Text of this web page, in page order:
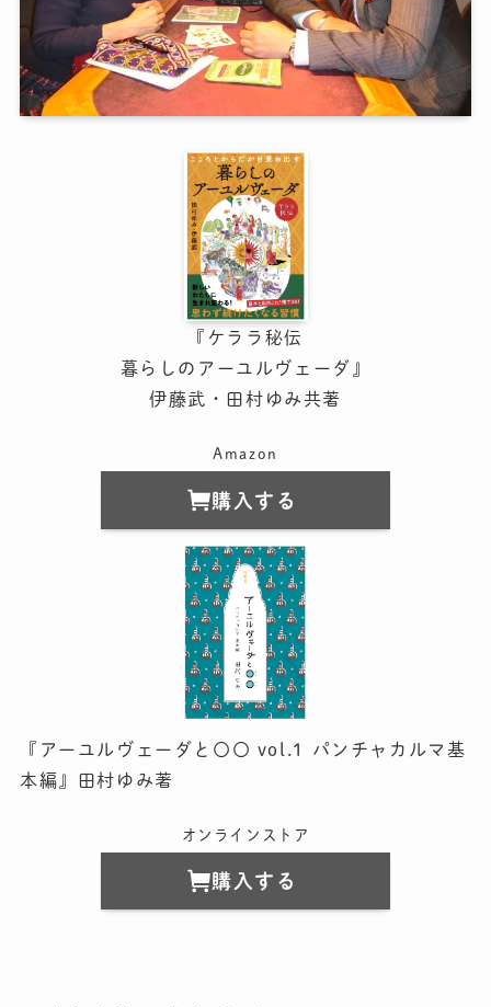
『ケララ秘伝
暮らしのアーユルヴェーダ』
伊藤武・田村ゆみ共著
Amazon
購入する
『アーユルヴェーダと〇〇 vol.1 パンチャカルマ基
本編』田村ゆみ著
オンラインストア
購入する